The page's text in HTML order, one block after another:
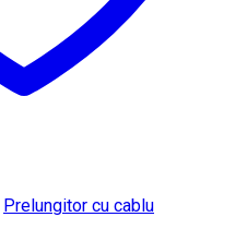
Prelungitor cu cablu